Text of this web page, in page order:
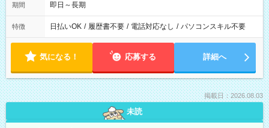
期間 即日～長期
特徴 日払いOK / 履歴書不要 / 電話対応なし / パソコンスキル不要
気になる！ 応募する 詳細へ
掲載日：2026.08.03
未読